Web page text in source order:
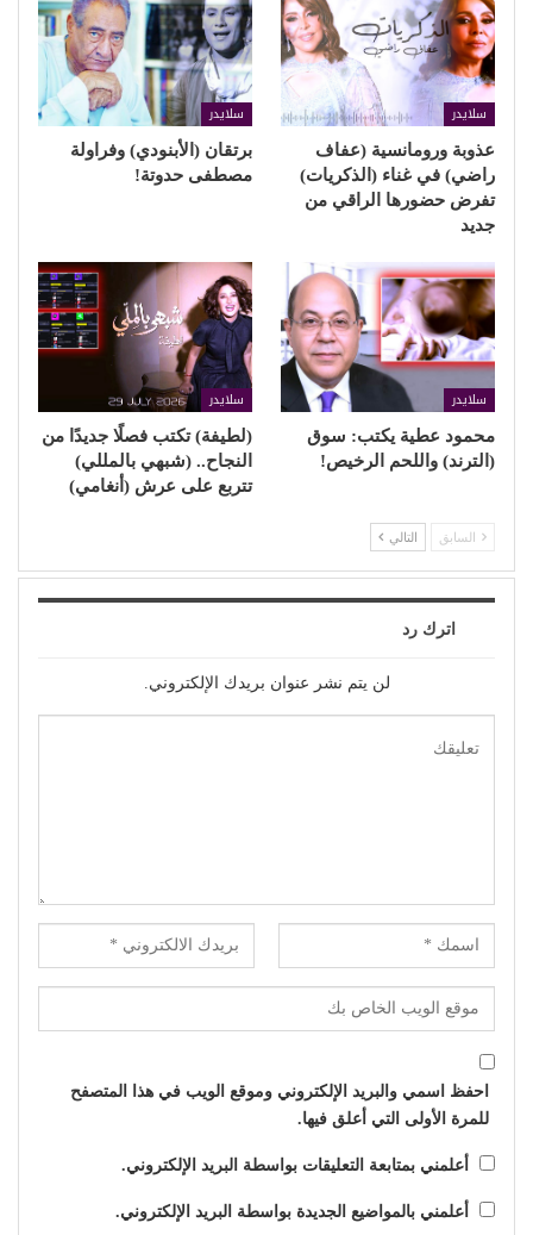
سلايدر
عذوبة ورومانسية (عفاف
راضي) في غناء (الذكريات)
تفرض حضورها الراقي من
جديد
سلايدر
برتقان (الأبنودي) وفراولة
مصطفى حدوتة!
سلايدر
محمود عطية يكتب: سوق
(الترند) واللحم الرخيص!
سلايدر
(لطيفة) تكتب فصلًا جديدًا من
النجاح.. (شبهي بالمللي)
تتربع على عرش (أنغامي)
السابق التالي
اترك رد
لن يتم نشر عنوان بريدك الإلكتروني.
احفظ اسمي والبريد الإلكتروني وموقع الويب في هذا المتصفح
للمرة الأولى التي أعلق فيها.
أعلمني بمتابعة التعليقات بواسطة البريد الإلكتروني.
أعلمني بالمواضيع الجديدة بواسطة البريد الإلكتروني.